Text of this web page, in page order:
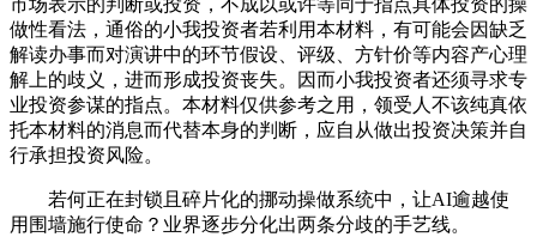
市场表示的判断或投资，不成以或许等同于指点具体投资的操
做性看法，通俗的小我投资者若利用本材料，有可能会因缺乏
解读办事而对演讲中的环节假设、评级、方针价等内容产心理
解上的歧义，进而形成投资丧失。因而小我投资者还须寻求专
业投资参谋的指点。本材料仅供参考之用，领受人不该纯真依
托本材料的消息而代替本身的判断，应自从做出投资决策并自
行承担投资风险。
若何正在封锁且碎片化的挪动操做系统中，让AI逾越使
用围墙施行使命？业界逐步分化出两条分歧的手艺线。